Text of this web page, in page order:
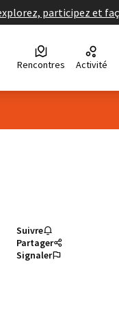
participez et
Rencontres Activité
Suivre
Partager
Signaler